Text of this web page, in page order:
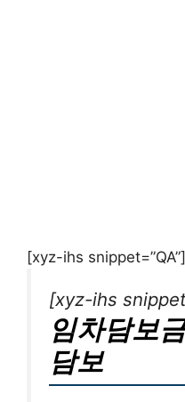
[xyz-ihs snippet=”QA”]
[xyz-ihs
임차담보
담보